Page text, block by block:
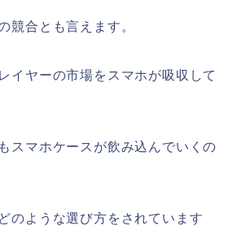
競合とも言えます。
イヤーの市場をスマホが吸収して
スマホケースが飲み込んでいくの
のような選び方をされています